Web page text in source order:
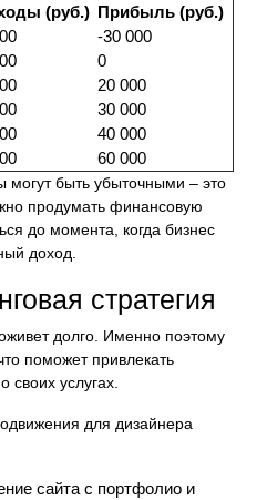
(руб.) Прибыль (руб.)
-30 000
0
20 000
30 000
40 000
60 000
могут быть убыточными – это
продумать финансовую
до момента, когда бизнес
доход.
стратегия
долго. Именно поэтому
поможет привлекать
своих услугах.
для дизайнера
сайта с портфолио и